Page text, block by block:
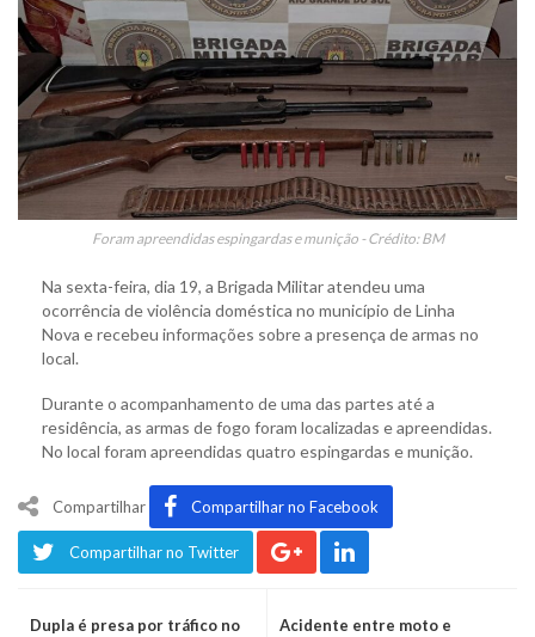
Foram apreendidas espingardas e munição - Crédito: BM
Na sexta-feira, dia 19, a Brigada Militar atendeu uma
ocorrência de violência doméstica no município de Linha
Nova e recebeu informações sobre a presença de armas no
local.
Durante o acompanhamento de uma das partes até a
residência, as armas de fogo foram localizadas e apreendidas.
No local foram apreendidas quatro espingardas e munição.
Compartilhar Compartilhar no Facebook
Compartilhar no Twitter
Dupla é presa por tráfico no
Acidente entre moto e